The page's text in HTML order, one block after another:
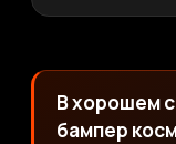
В хорошем
бампер